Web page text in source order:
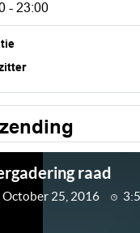
- 23:00